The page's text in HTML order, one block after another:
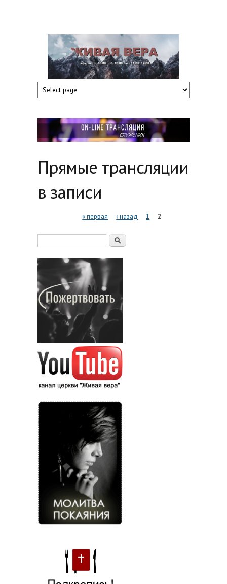
Церковь
"Живая
вера",
Гомель
Прямые трансляции
в записи
Страницы« первая ‹ назад 1 2
Поиск